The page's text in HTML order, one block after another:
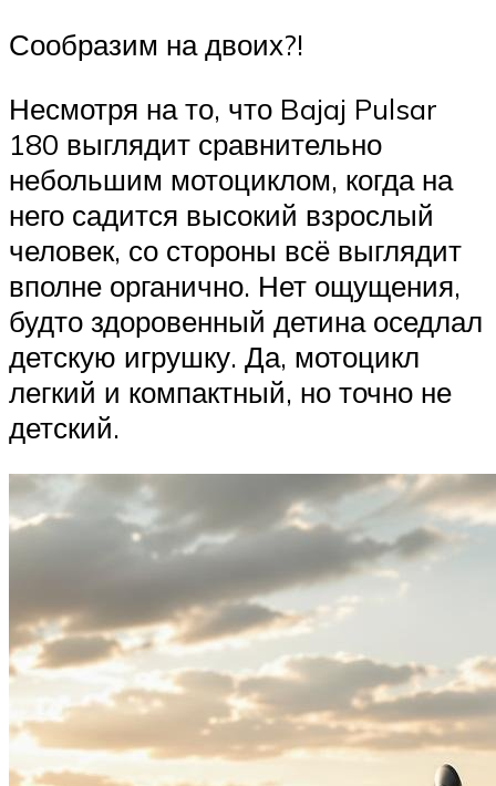
Сообразим на двоих?!
Несмотря на то, что Bajaj Pulsar
180 выглядит сравнительно
небольшим мотоциклом, когда на
него садится высокий взрослый
человек, со стороны всё выглядит
вполне органично. Нет ощущения,
будто здоровенный детина оседлал
детскую игрушку. Да, мотоцикл
легкий и компактный, но точно не
детский.